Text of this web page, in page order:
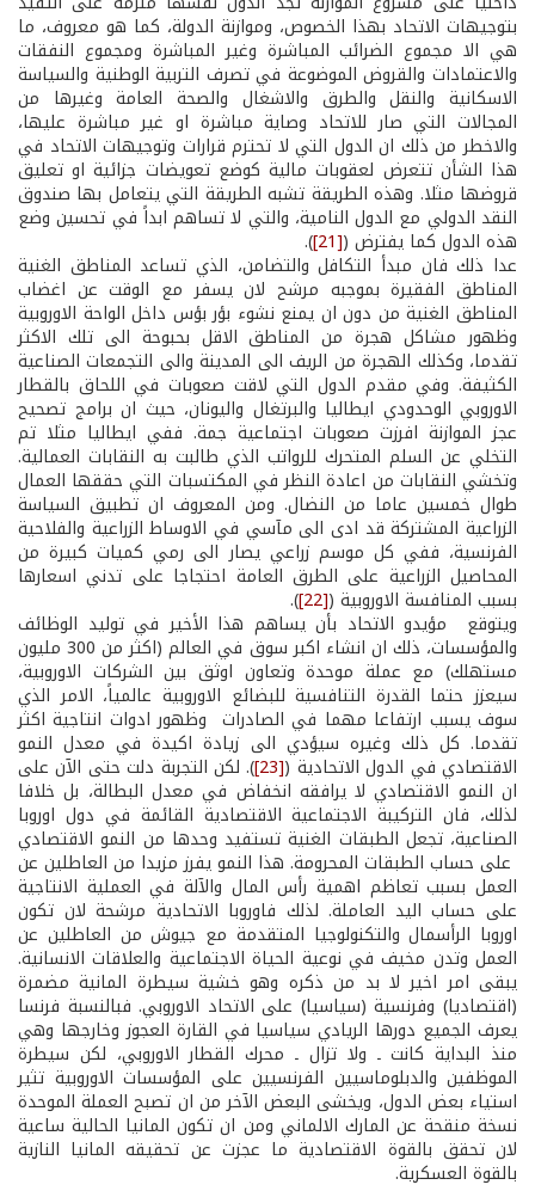
بتوجيهات الاتحاد بهذا الخصوص، وموازنة الدولة، كما هو معروف، ما
هي الا مجموع الضرائب المباشرة وغير المباشرة ومجموع النفقات
والاعتمادات والقروض الموضوعة في تصرف التربية الوطنية والسياسة
الاسكانية والنقل والطرق والاشغال والصحة العامة وغيرها من
المجالات التي صار للاتحاد وصاية مباشرة او غير مباشرة عليها،
والاخطر من ذلك ان الدول التي لا تحترم قرارات وتوجيهات الاتحاد في
هذا الشأن تتعرض لعقوبات مالية كوضع تعويضات جزائية او تعليق
قروضها مثلا. وهذه الطريقة تشبه الطريقة التي يتعامل بها صندوق
النقد الدولي مع الدول النامية، والتي لا تساهم ابداً في تحسين وضع
هذه الدول كما يفترض ([21]
).
عدا ذلك فان مبدأ التكافل والتضامن، الذي تساعد المناطق الغنية
المناطق الفقيرة بموجبه مرشح لان يسفر مع الوقت عن اغضاب
المناطق الغنية من دون ان يمنع نشوء بؤر بؤس داخل الواحة الاوروبية
وظهور مشاكل هجرة من المناطق الاقل بحبوحة الى تلك الاكثر
تقدما، وكذلك الهجرة من الريف الى المدينة والى التجمعات الصناعية
الكثيفة. وفي مقدم الدول التي لاقت صعوبات في اللحاق بالقطار
الاوروبي الوحدودي ايطاليا والبرتغال واليونان، حيث ان برامج تصحيح
عجز الموازنة افرزت صعوبات اجتماعية جمة. ففي ايطاليا مثلا تم
التخلي عن السلم المتحرك للرواتب الذي طالبت به النقابات العمالية.
وتخشي النقابات من اعادة النظر في المكتسبات التي حققها العمال
طوال خمسين عاما من النضال. ومن المعروف ان تطبيق السياسة
الزراعية المشتركة قد ادى الى مآسي في الاوساط الزراعية والفلاحية
الفرنسية، ففي كل موسم زراعي يصار الى رمي كميات كبيرة من
المحاصيل الزراعية على الطرق العامة احتجاجا على تدني اسعارها
بسبب المنافسة الاوروبية ([22]
).
ويتوقع مؤيدو الاتحاد بأن يساهم هذا الأخير في توليد الوظائف
والمؤسسات، ذلك ان انشاء اكبر سوق في العالم (اكثر من 300 مليون
مستهلك) مع عملة موحدة وتعاون اوثق بين الشركات الاوروبية،
سيعزز حتما القدرة التنافسية للبضائع الاوروبية عالمياً، الامر الذي
سوف يسبب ارتفاعا مهما في الصادرات وظهور ادوات انتاجية اكثر
تقدما. كل ذلك وغيره سيؤدي الى زيادة اكيدة في معدل النمو
الاقتصادي في الدول الاتحادية ([23] ). لكن التجربة دلت حتى الآن على
ان النمو الاقتصادي لا يرافقه انخفاض في معدل البطالة، بل خلافا
لذلك، فان التركيبة الاجتماعية الاقتصادية القائمة في دول اوروبا
الصناعية، تجعل الطبقات الغنية تستفيد وحدها من النمو الاقتصادي
على حساب الطبقات المحرومة. هذا النمو يفرز مزيدا من العاطلين عن
العمل بسبب تعاظم اهمية رأس المال والآلة في العملية الانتاجية
على حساب اليد العاملة. لذلك فاوروبا الاتحادية مرشحة لان تكون
اوروبا الرأسمال والتكنولوجيا المتقدمة مع جيوش من العاطلين عن
العمل وتدن مخيف في نوعية الحياة الاجتماعية والعلاقات الانسانية.
يبقى امر اخير لا بد من ذكره وهو خشية سيطرة المانية مضمرة
(اقتصاديا) وفرنسية (سياسيا) على الاتحاد الاوروبي. فبالنسبة فرنسا
يعرف الجميع دورها الريادي سياسيا في القارة العجوز وخارجها وهي
منذ البداية كانت ـ ولا تزال ـ محرك القطار الاوروبي، لكن سيطرة
الموظفين والدبلوماسيين الفرنسيين على المؤسسات الاوروبية تثير
استياء بعض الدول، ويخشى البعض الآخر من ان تصبح العملة الموحدة
نسخة منقحة عن المارك الالماني ومن ان تكون المانيا الحالية ساعية
لان تحقق بالقوة الاقتصادية ما عجزت عن تحقيقه المانيا النازية
بالقوة العسكرية.